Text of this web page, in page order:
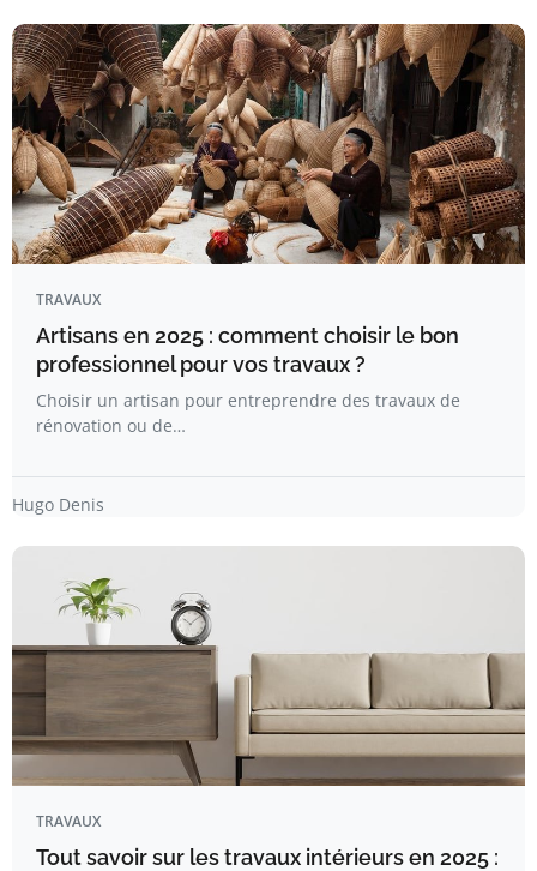
TRAVAUX
Artisans en 2025 : comment choisir le bon
professionnel pour vos travaux ?
Choisir un artisan pour entreprendre des travaux de
rénovation ou de…
Hugo Denis
TRAVAUX
Tout savoir sur les travaux intérieurs en 2025 :